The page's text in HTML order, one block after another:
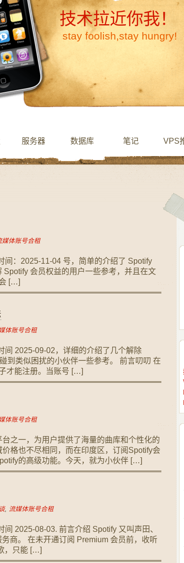
技术拉近你我！
stay foolish,stay hungry!
服务器 数据库 笔记 VPS
媒体账号合租
间：2025-11-04 号，简单的介绍了 Spotify
会员权益的用户一些参考，并且在文
[…]
体账号合租
间 2025-09-02，详细的介绍了几个解除
到类似困扰的小伙伴一些参考。 前言叨叨 在
才能注册。当账号 […]
体账号合租
之一，为用户提供了海量的曲库和个性化的
格也不尽相同，而在印度区，订阅Spotify会
的高级功能。今天，就为小伙伴 […]
, 流媒体账号合租
2025-08-03. 前言介绍 Spotify 又叫声田、
商。 在未开通订阅 Premium 会员前，收听
，只能 […]